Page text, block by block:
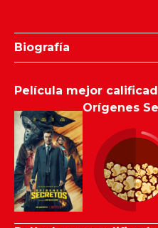
Biografía
Película mejor
Orígenes